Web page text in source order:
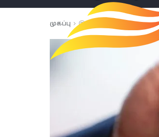
முகப்பு இலங்கை